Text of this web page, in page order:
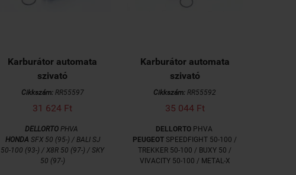
Karburátor automata
szivató
Cikkszám:RR55597
31 624 Ft
DELLORTO PHVA
HONDA SFX 50 (95-) / BALI SJ
50-100 (93-) / X8R 50 (97-) / SKY
50 (97-)
Karburátor automata
szivató
Cikkszám: RR55592
35 044 Ft
DELLORTOPHVA
PEUGEOT SPEEDFIGHT 50-100 /
TREKKER 50-100 / BUXY 50 /
VIVACITY 50-100 / METAL-X